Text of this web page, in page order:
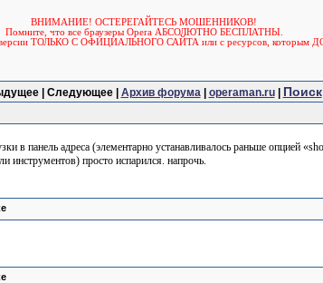
ВНИМАНИЕ! ОСТЕРЕГАЙТЕСЬ МОШЕННИКОВ!
Помните, что все браузеры Opera АБСОЛЮТНО БЕСПЛАТНЫ.
версии ТОЛЬКО С ОФИЦИАЛЬНОГО САЙТА или с ресурсов, которым
| Следующее | Архив форума| operaman.ru| Поиск
в панель адреса (элементарно устанавливалось раньше опцией
инструментов) просто испарился. напрочь.